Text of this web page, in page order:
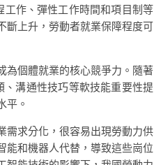
作、彈性工作時間和項目制等
斷上升，勞動者就業保障程度可
為個體就業的核心競爭力。隨著
溝通性技巧等軟技能重要性提
平。
需求分化，很容易出現勞動力供
能和機器人代替，導致這些崗位